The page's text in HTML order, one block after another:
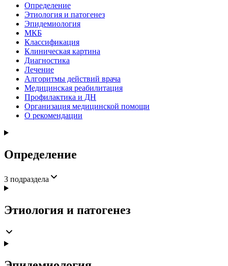
Определение
Этиология и патогенез
Эпидемиология
МКБ
Классификация
Клиническая картина
Диагностика
Лечение
Алгоритмы действий врача
Медицинская реабилитация
Профилактика и ДН
Организация медицинской помощи
О рекомендации
Определение
3 подраздела
Этиология и патогенез